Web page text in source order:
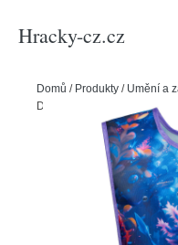
Hracky-cz.cz
Domů / Produkty / Umění a
Dětská zástěra BAAGL Axolotl